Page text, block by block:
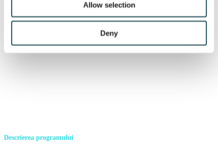
Allow selection
Deny
Descrierea programului